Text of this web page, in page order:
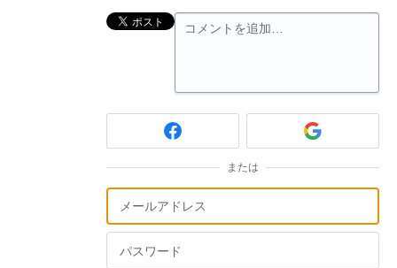
コメントを追加…
または